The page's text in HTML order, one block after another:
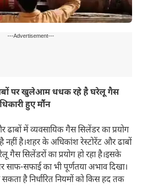
---Advertisement---
पर खुलेआम धधक रहे है घरेलू गैस
हुए मौंंन
ढाबों में व्यवसायिक गैस सिलेंडर का प्रयोग
नहीं है।शहर के अधिकांश रेस्टोरेंट और ढाबों
सिलेंडरों का प्रयोग हो रहा है।इसके
साफ-सफाई का भी पूर्णतया अभाव दिखा।
है निर्धारित नियमों को किस हद तक